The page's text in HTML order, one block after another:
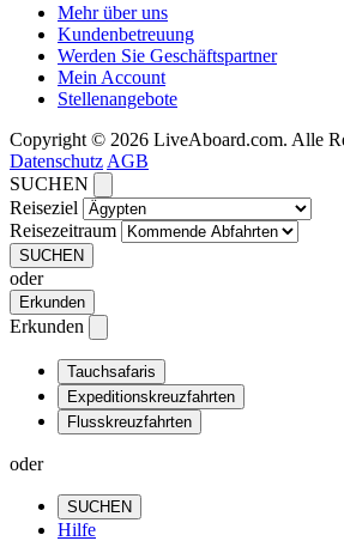
Mehr über uns
Kundenbetreuung
Werden Sie Geschäftspartner
Mein Account
Stellenangebote
Copyright © 2026 LiveAboard.com. Alle
Datenschutz AGB
SUCHEN
Reiseziel
Reisezeitraum
SUCHEN
oder
Erkunden
Erkunden
Tauchsafaris
Expeditionskreuzfahrten
Flusskreuzfahrten
oder
SUCHEN
Hilfe